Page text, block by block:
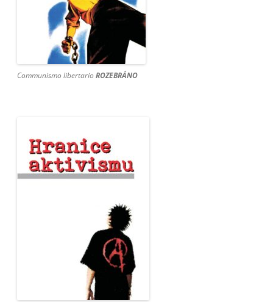
Communismo libertario ROZEBRÁNO